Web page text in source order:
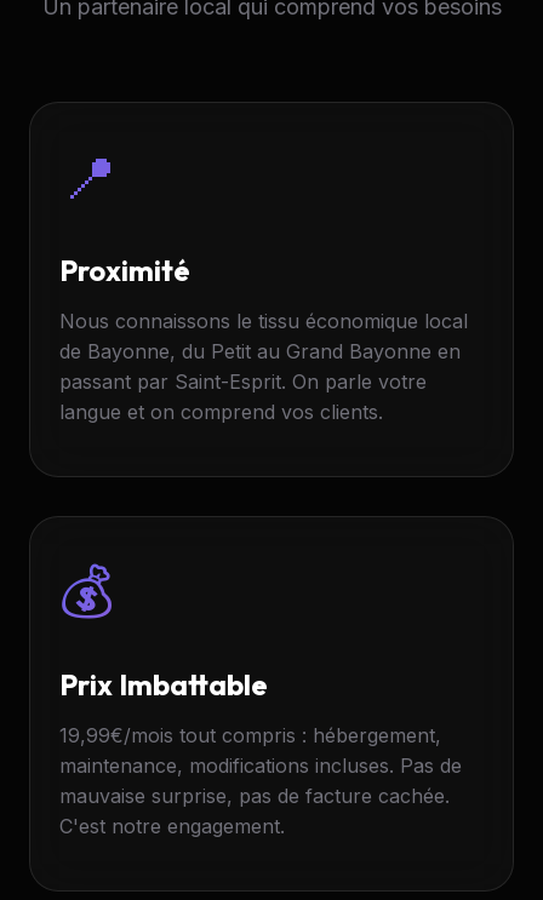
Un partenaire local qui comprend vos besoins
📍
Proximité
Nous connaissons le tissu économique local
de Bayonne, du Petit au Grand Bayonne en
passant par Saint-Esprit. On parle votre
langue et on comprend vos clients.
💰
Prix Imbattable
19,99€/mois tout compris : hébergement,
maintenance, modifications incluses. Pas de
mauvaise surprise, pas de facture cachée.
C'est notre engagement.